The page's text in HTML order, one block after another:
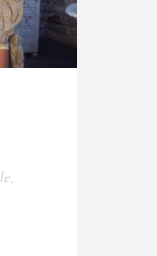
,